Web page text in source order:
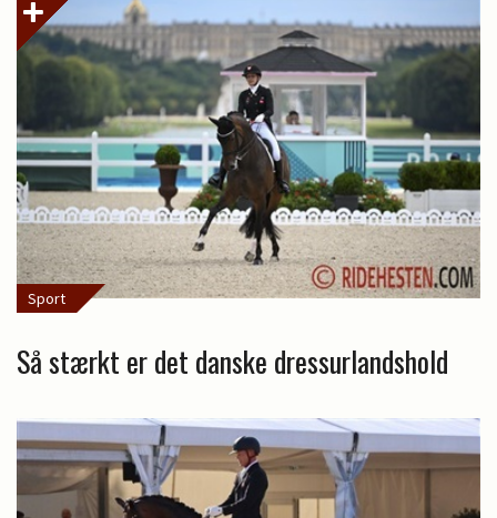
Sport
Så stærkt er det danske dressurlandshold